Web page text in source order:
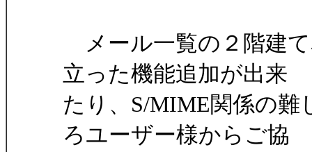
メール一覧の２階建
立った機能追加が出来
たり、S/MIME関係の
ろユーザー様からご協